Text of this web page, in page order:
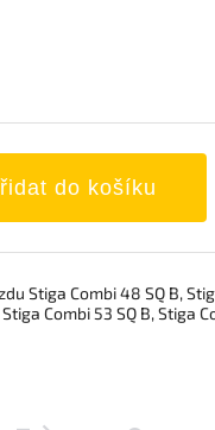
do košíku
Stiga Combi 48 SQ B,
Combi 53 SQ B, Stiga